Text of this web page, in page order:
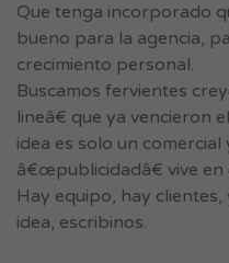
Que tenga incorporado
bueno para la agencia,
crecimiento personal.
Buscamos fervientes
lineâ€ que ya vencieron
idea es solo un
â€œpublicidadâ€ vive
Hay equipo, hay
idea, escribinos.